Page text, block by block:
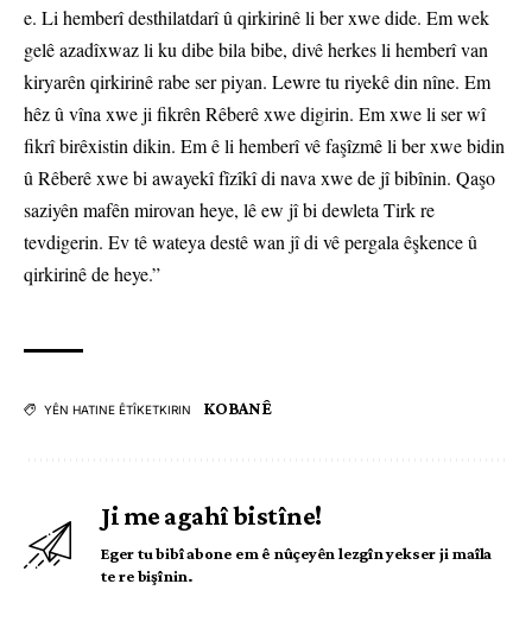
e. Li hemberî desthilatdarî û qirkirinê li ber xwe dide. Em wek
gelê azadîxwaz li ku dibe bila bibe, divê herkes li hemberî van
kiryarên qirkirinê rabe ser piyan. Lewre tu riyekê din nîne. Em
hêz û vîna xwe ji fikrên Rêberê xwe digirin. Em xwe li ser wî
fikrî birêxistin dikin. Em ê li hemberî vê faşîzmê li ber xwe bidin
û Rêberê xwe bi awayekî fîzîkî di nava xwe de jî bibînin. Qaşo
saziyên mafên mirovan heye, lê ew jî bi dewleta Tirk re
tevdigerin. Ev tê wateya destê wan jî di vê pergala êşkence û
qirkirinê de heye.”
YÊN HATINE ÊTÎKETKIRIN KOBANÊ
Ji me agahî bistîne!
Eger tu bibî abone em ê nûçeyên lezgîn yekser ji maîla
te re bişînin.